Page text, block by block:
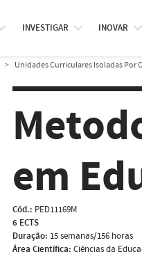
INVESTIGAR INOVAR
Unidades Curriculares Isoladas Por
em
Cód.: PED11169M
6 ECTS
Duração: 15 semanas/156 horas
Área Científica: Ciências da